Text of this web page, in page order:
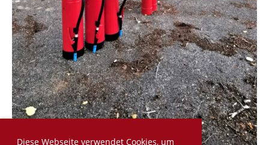
Diese Webseite verwendet Cookies, um